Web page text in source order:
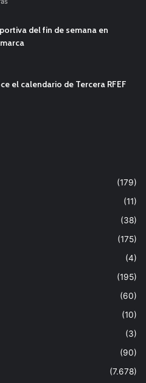
del fin de semana en
el calendario de Tercera RFEF
(179)
(11)
(38)
(175)
(4)
(195)
(60)
(10)
(3)
(90)
(7.678)